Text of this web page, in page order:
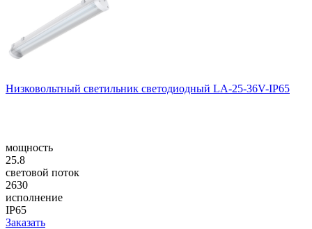
Низковольтный светильник светодиодный LA-25-36V-IP65
мощность
25.8
световой поток
2630
исполнение
IP65
Заказать